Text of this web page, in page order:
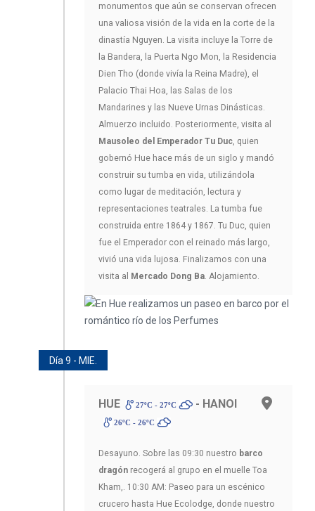
monumentos que aún se conservan ofrecen
una valiosa visión de la vida en la corte de la
dinastía Nguyen. La visita incluye la Torre de
la Bandera, la Puerta Ngo Mon, la Residencia
Dien Tho (donde vivía la Reina Madre), el
Palacio Thai Hoa, las Salas de los
Mandarines y las Nueve Urnas Dinásticas.
Almuerzo incluido. Posteriormente, visita al
Mausoleo del Emperador Tu Duc, quien
gobernó Hue hace más de un siglo y mandó
construir su tumba en vida, utilizándola
como lugar de meditación, lectura y
representaciones teatrales. La tumba fue
construida entre 1864 y 1867. Tu Duc, quien
fue el Emperador con el reinado más largo,
vivió una vida lujosa. Finalizamos con una
visita al Mercado Dong Ba. Alojamiento.
Día 9 - MIE.
HUE 27ºC - 27ºC - HANOI
26ºC - 26ºC
Desayuno. Sobre las 09:30 nuestro barco
dragón recogerá al grupo en el muelle Toa
Kham,. 10:30 AM: Paseo para un escénico
crucero hasta Hue Ecolodge, donde nuestro